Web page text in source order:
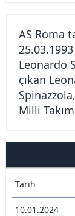
AS Roma
Leonardo
çıkan
Milli
Tarih
10.01.2024